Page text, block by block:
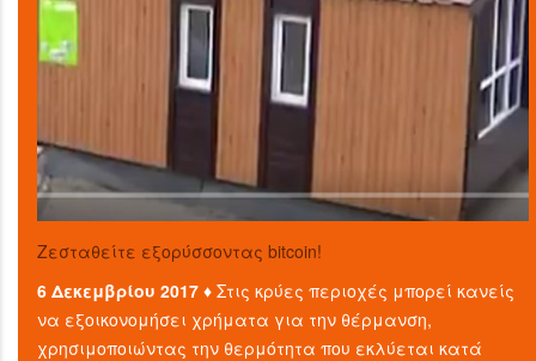
Ζεσταθείτε εξορύσσοντας bitcoin!
6 Δεκεμβρίου 2017 ♦Στις κρύες περιοχές μπορεί κανείς
να εξοικονομήσει χρήματα για την θέρμανση,
χρησιμοποιώντας την θερμότητα που εκλύεται κατά